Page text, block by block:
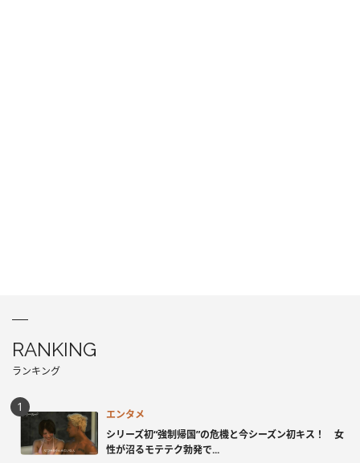
RANKING
ランキング
エンタメ
シリーズ初“強制帰国”の危機と今シーズン初キス！ 女
性が沼るモテテク勃発で...